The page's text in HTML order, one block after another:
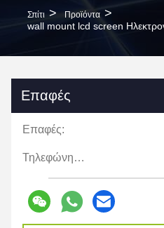
Σπίτι > Προϊόντα >
wall mount lcd screen
Επαφές
Επαφές:
Τηλεφώνημα: